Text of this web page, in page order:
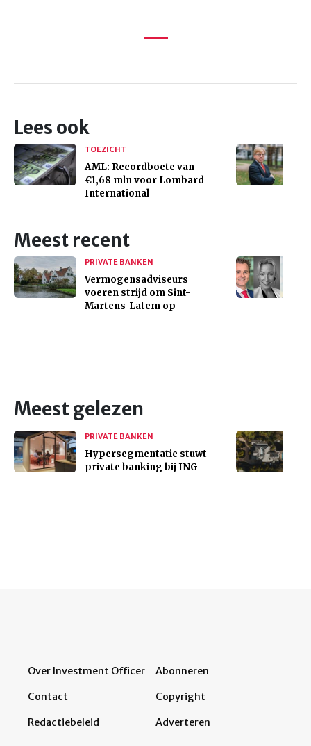
Lees ook
TOEZICHT
AML: Recordboete van
€1,68 mln voor Lombard
International
Meest recent
PRIVATE BANKEN
Vermogensadviseurs
voeren strijd om Sint-
Martens-Latem op
Meest gelezen
PRIVATE BANKEN
Hypersegmentatie stuwt
private banking bij ING
Over Investment Officer
Contact
Redactiebeleid
Abonneren
Copyright
Adverteren